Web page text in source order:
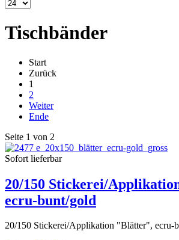
Tischbänder
Start
Zurück
1
2
Weiter
Ende
Seite 1 von 2
Sofort lieferbar
20/150 Stickerei/
ecru-bunt/gold
20/150 Stickerei/Applikation "Blätter", ecru-